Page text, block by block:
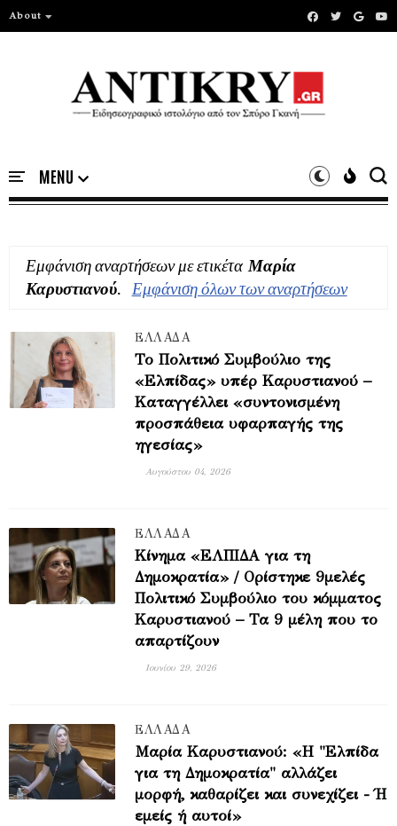
About
Εμφάνιση αναρτήσεων με ετικέτα Μαρία
Καρυστιανού. Εμφάνιση όλων των αναρτήσεων
ΕΛΛΑΔΑ
Το Πολιτικό Συμβούλιο της
«Ελπίδας» υπέρ Καρυστιανού –
Καταγγέλλει «συντονισμένη
προσπάθεια υφαρπαγής της
ηγεσίας»
Αυγούστου 04, 2026
ΕΛΛΑΔΑ
Κίνημα «ΕΛΠΙΔΑ για τη
Δημοκρατία» / Ορίστηκε 9μελές
Πολιτικό Συμβούλιο του κόμματος
Καρυστιανού – Τα 9 μέλη που το
απαρτίζουν
Ιουνίου 29, 2026
ΕΛΛΑΔΑ
Μαρία Καρυστιανού: «Η "Ελπίδα
για τη Δημοκρατία" αλλάζει
μορφή, καθαρίζει και συνεχίζει - Ή
εμείς ή αυτοί»